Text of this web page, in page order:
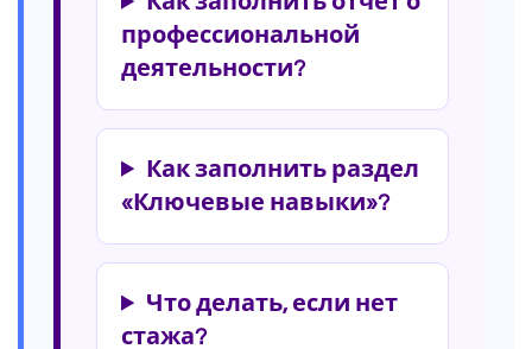
профессиональной
деятельности?
Как заполнить раздел
«Ключевые навыки»?
Что делать, если нет
стажа?